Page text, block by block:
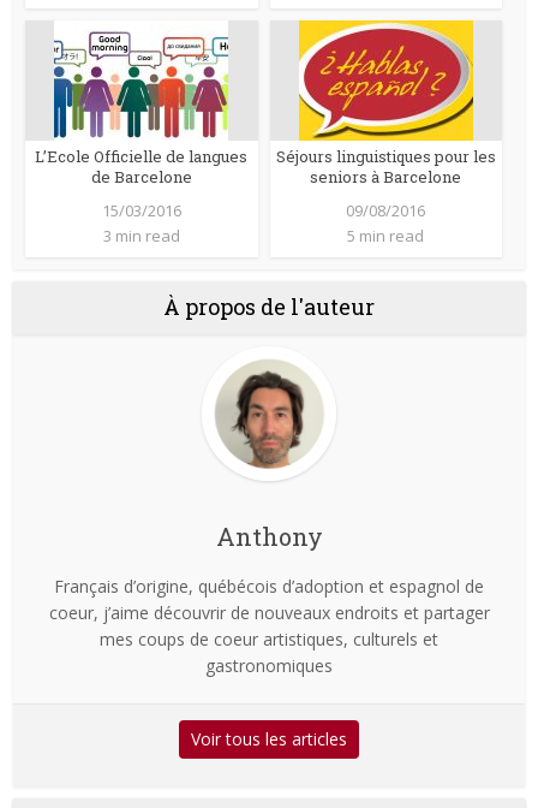
L’Ecole Officielle de langues
de Barcelone
15/03/2016
3 min read
Séjours linguistiques pour les
seniors à Barcelone
09/08/2016
5 min read
À propos de l'auteur
Anthony
Français d’origine, québécois d’adoption et espagnol de
coeur, j’aime découvrir de nouveaux endroits et partager
mes coups de coeur artistiques, culturels et
gastronomiques
Voir tous les articles